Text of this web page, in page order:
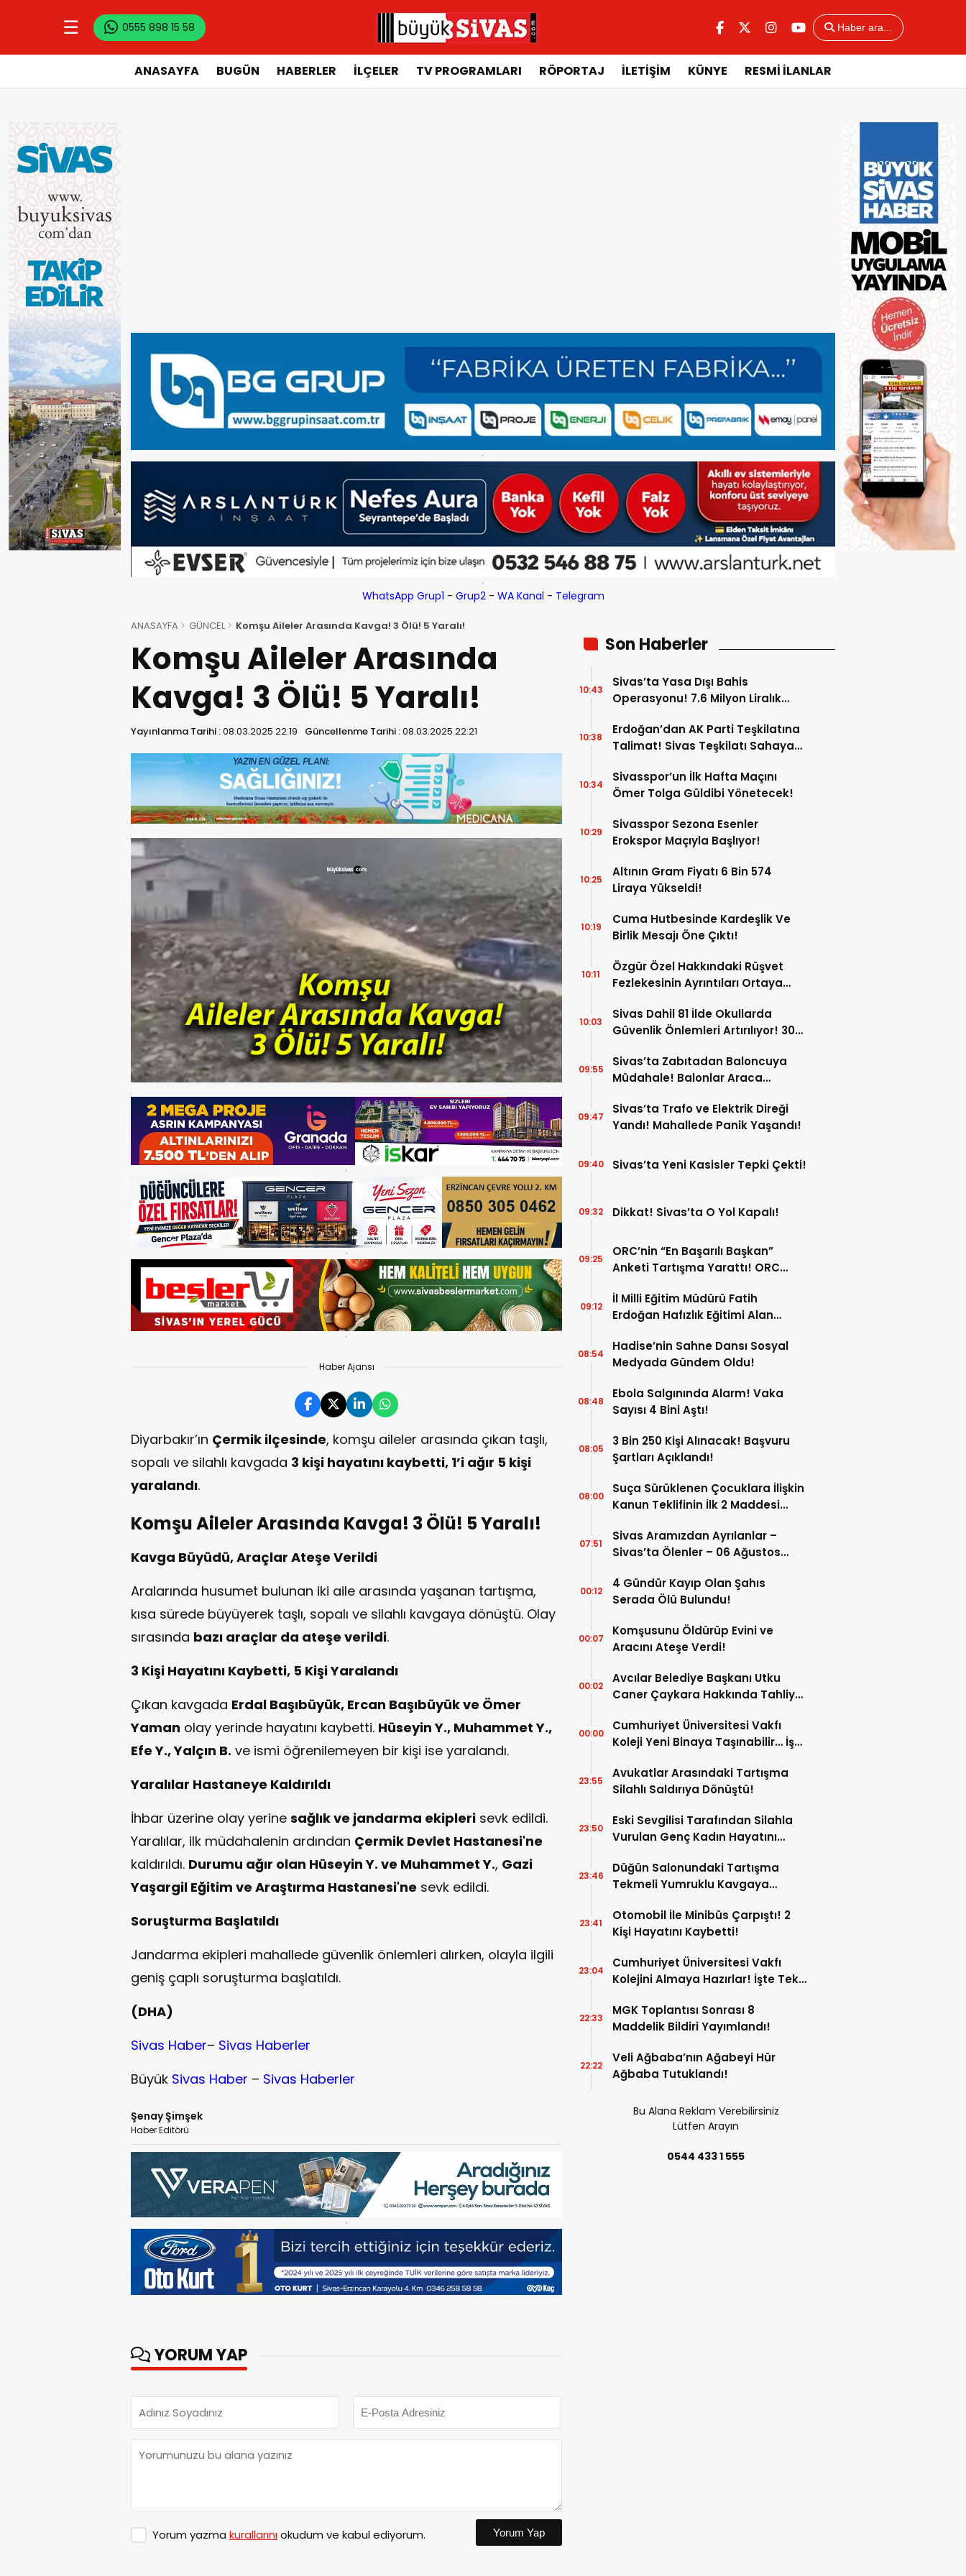
☰ 0555 898 15 58 Haber ara...
ANASAYFA BUGÜN HABERLER İLÇELER TV PROGRAMLARI RÖPORTAJ İLETİŞİM KÜNYE RESMİ İLANLAR
WhatsApp Grup1 - Grup2- WA Kanal - Telegram
ANASAYFA GÜNCEL Komşu Aileler Arasında Kavga! 3 Ölü! 5 Yaralı!
Komşu Aileler Arasında
Kavga! 3 Ölü! 5 Yaralı!
Yayınlanma Tarihi :08.03.2025 22:19 Güncellenme Tarihi :08.03.2025 22:21
Haber Ajansı
Diyarbakır’ın Çermik ilçesinde, komşu aileler arasında çıkan taşlı,
sopalı ve silahlı kavgada 3 kişi hayatını kaybetti, 1’i ağır 5 kişi
yaralandı.
Komşu Aileler Arasında Kavga! 3 Ölü! 5 Yaralı!
Kavga Büyüdü, Araçlar Ateşe Verildi
Aralarında husumet bulunan iki aile arasında yaşanan tartışma,
kısa sürede büyüyerek taşlı, sopalı ve silahlı kavgaya dönüştü. Olay
sırasında bazı araçlar da ateşe verildi.
3 Kişi Hayatını Kaybetti, 5 Kişi Yaralandı
Çıkan kavgada Erdal Başıbüyük, Ercan Başıbüyük ve Ömer
Yaman olay yerinde hayatını kaybetti. Hüseyin Y., Muhammet Y.,
Efe Y., Yalçın B. ve ismi öğrenilemeyen bir kişi ise yaralandı.
Yaralılar Hastaneye Kaldırıldı
İhbar üzerine olay yerine sağlık ve jandarma ekipleri sevk edildi.
Yaralılar, ilk müdahalenin ardından Çermik Devlet Hastanesi'ne
kaldırıldı. Durumu ağır olan Hüseyin Y. ve Muhammet Y., Gazi
Yaşargil Eğitim ve Araştırma Hastanesi'ne sevk edildi.
Soruşturma Başlatıldı
Jandarma ekipleri mahallede güvenlik önlemleri alırken, olayla ilgili
geniş çaplı soruşturma başlatıldı.
(DHA)
Sivas Haber– Sivas Haberler
Büyük Sivas Haber – Sivas Haberler
Şenay Şimşek
Haber Editörü
YORUM YAP
Yorum yazma kurallarınıokudum ve kabul ediyorum. Yorum Yap
Son Haberler
Sivas’ta Yasa Dışı Bahis
Operasyonu! 7.6 Milyon Liralık
10:43
Erdoğan’dan AK Parti Teşkilatına
Talimat! Sivas Teşkilatı Sahaya
10:38
Sivasspor’un İlk Hafta Maçını
Ömer Tolga Güldibi Yönetecek!
10:34
Sivasspor Sezona Esenler
Erokspor Maçıyla Başlıyor!
10:29
Altının Gram Fiyatı 6 Bin 574
Liraya Yükseldi!
10:25
Cuma Hutbesinde Kardeşlik Ve
Birlik Mesajı Öne Çıktı!
10:19
Özgür Özel Hakkındaki Rüşvet
Fezlekesinin Ayrıntıları Ortaya
10:11
Sivas Dahil 81 İlde Okullarda
Güvenlik Önlemleri Artırılıyor! 30
10:03
Sivas’ta Zabıtadan Baloncuya
Müdahale! Balonlar Araca
09:55
Sivas’ta Trafo ve Elektrik Direği
Yandı! Mahallede Panik Yaşandı!
09:47
Sivas’ta Yeni Kasisler Tepki Çekti!
09:40
Dikkat! Sivas’ta O Yol Kapalı!
09:32
ORC’nin “En Başarılı Başkan”
Anketi Tartışma Yarattı! ORC
09:25
İl Milli Eğitim Müdürü Fatih
Erdoğan Hafızlık Eğitimi Alan
09:12
Hadise’nin Sahne Dansı Sosyal
Medyada Gündem Oldu!
08:54
Ebola Salgınında Alarm! Vaka
Sayısı 4 Bini Aştı!
08:48
3 Bin 250 Kişi Alınacak! Başvuru
Şartları Açıklandı!
08:05
Suça Sürüklenen Çocuklara İlişkin
Kanun Teklifinin İlk 2 Maddesi
08:00
Sivas Aramızdan Ayrılanlar –
Sivas’ta Ölenler – 06 Ağustos
07:51
4 Gündür Kayıp Olan Şahıs
Serada Ölü Bulundu!
00:12
Komşusunu Öldürüp Evini ve
Aracını Ateşe Verdi!
00:07
Avcılar Belediye Başkanı Utku
Caner Çaykara Hakkında Tahliye
00:02
Cumhuriyet Üniversitesi Vakfı
Koleji Yeni Binaya Taşınabilir… İşte
00:00
Avukatlar Arasındaki Tartışma
Silahlı Saldırıya Dönüştü!
23:55
Eski Sevgilisi Tarafından Silahla
Vurulan Genç Kadın Hayatını
23:50
Düğün Salonundaki Tartışma
Tekmeli Yumruklu Kavgaya
23:46
Otomobil İle Minibüs Çarpıştı! 2
Kişi Hayatını Kaybetti!
23:41
Cumhuriyet Üniversitesi Vakfı
Kolejini Almaya Hazırlar! İşte Tek
23:04
MGK Toplantısı Sonrası 8
Maddelik Bildiri Yayımlandı!
22:33
Veli Ağbaba’nın Ağabeyi Hür
Ağbaba Tutuklandı!
22:22
Bu Alana Reklam Verebilirsiniz
Lütfen Arayın
0544 433 1 555